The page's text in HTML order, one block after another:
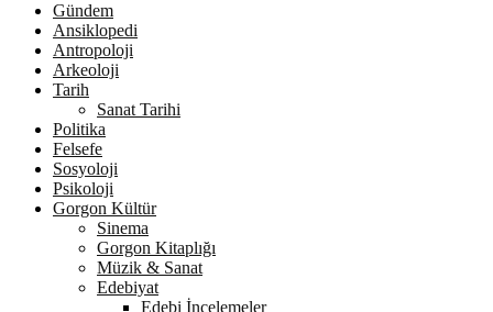
Gündem
Ansiklopedi
Antropoloji
Arkeoloji
Tarih
Sanat Tarihi
Politika
Felsefe
Sosyoloji
Psikoloji
Gorgon Kültür
Sinema
Gorgon Kitaplığı
Müzik & Sanat
Edebiyat
Edebi İncelemeler